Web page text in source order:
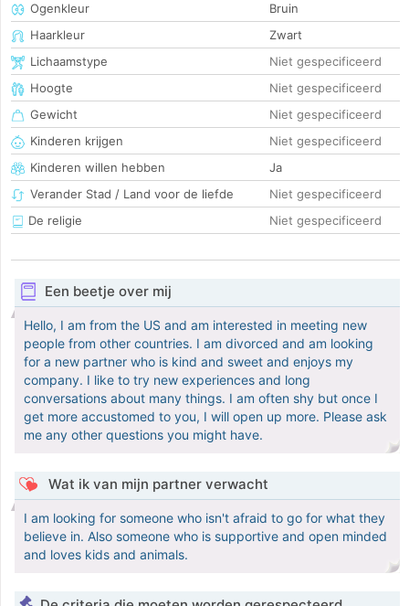
Ogenkleur
Bruin
Haarkleur
Zwart
Lichaamstype
Niet gespecificeerd
Hoogte
Niet gespecificeerd
Gewicht
Niet gespecificeerd
Kinderen krijgen
Niet gespecificeerd
Kinderen willen hebben
Ja
Verander Stad / Land voor de liefde
Niet gespecificeerd
De religie
Niet gespecificeerd
Een beetje over mij
Hello, I am from the US and am interested in meeting new
people from other countries. I am divorced and am looking
for a new partner who is kind and sweet and enjoys my
company. I like to try new experiences and long
conversations about many things. I am often shy but once I
get more accustomed to you, I will open up more. Please ask
me any other questions you might have.
Wat ik van mijn partner verwacht
I am looking for someone who isn't afraid to go for what they
believe in. Also someone who is supportive and open minded
and loves kids and animals.